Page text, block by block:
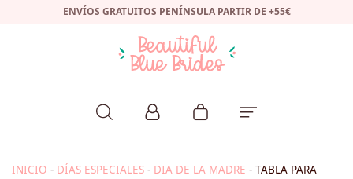
ENVÍOS GRATUITOS PENÍNSULA PARTIR DE +55€
INICIO - DÍAS ESPECIALES - DIA DE LA MADRE - TABLA PARA